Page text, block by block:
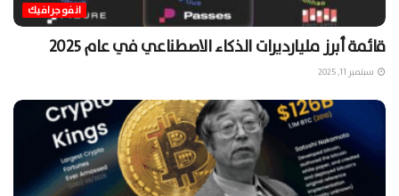
انفوجرافيك
قائمة أبرز مليارديرات الذكاء الاصطناعي في عام ٢٠٢٥
سبتمبر 11, 2025